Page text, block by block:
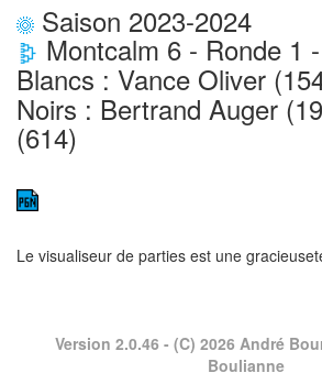
Saison 2023-2024
Montcalm 6 - Ronde 1
Blancs : Vance Oliver
Noirs : Bertrand Auger
(614)
Le visualiseur de parties est une
Version 2.0.46 - (C) 2026 André
Boulianne